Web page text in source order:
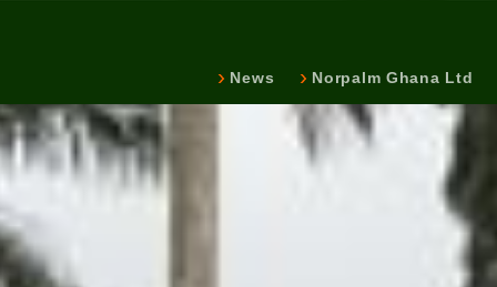
News Norpalm Ghana Ltd